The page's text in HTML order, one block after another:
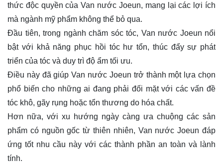
thức độc quyền của Van nước Joeun, mang lại các lợi ích
mà ngành mỹ phẩm không thể bỏ qua.
Đầu tiên, trong ngành chăm sóc tóc, Van nước Joeun nổi
bật với khả năng phục hồi tóc hư tổn, thúc đẩy sự phát
triển của tóc và duy trì độ ẩm tối ưu.
Điều này đã giúp Van nước Joeun trở thành một lựa chọn
phổ biến cho những ai đang phải đối mặt với các vấn đề
tóc khô, gãy rụng hoặc tổn thương do hóa chất.
Hơn nữa, với xu hướng ngày càng ưa chuộng các sản
phẩm có nguồn gốc từ thiên nhiên, Van nước Joeun đáp
ứng tốt nhu cầu này với các thành phần an toàn và lành
tính.